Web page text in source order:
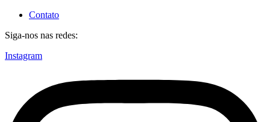
Contato
Siga-nos nas redes:
Instagram